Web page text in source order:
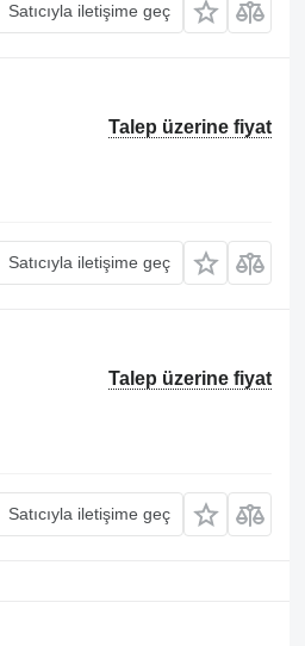
Satıcıyla iletişime geç
Talep üzerine fiyat
Satıcıyla iletişime geç
Talep üzerine fiyat
Satıcıyla iletişime geç